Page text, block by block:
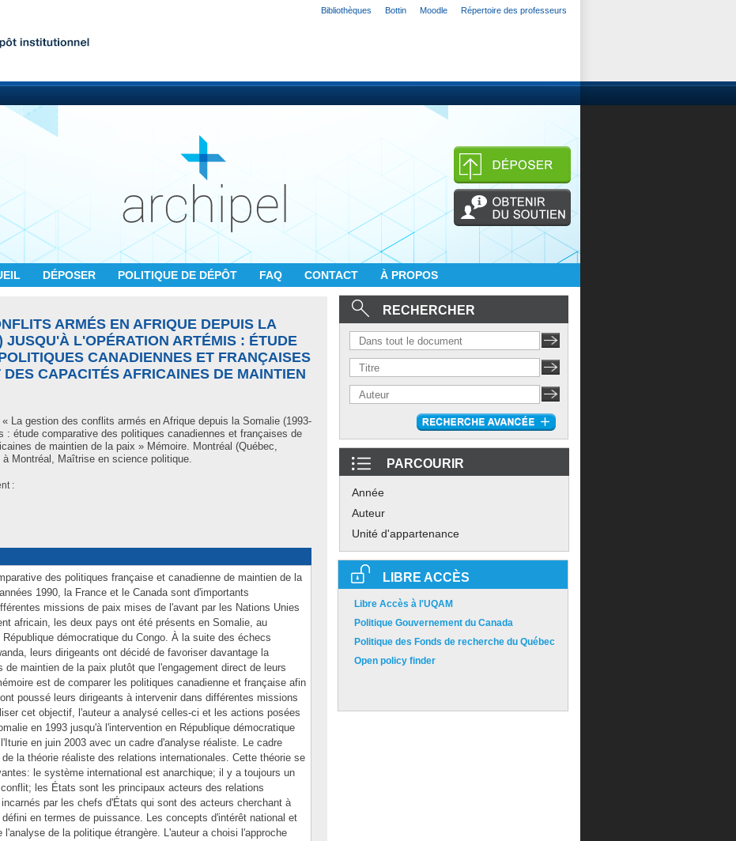
Bibliothèques Bottin Moodle Répertoire des professeurs
DÉPOSER POLITIQUE DE DÉPÔT FAQ CONTACT À PROPOS
ARMÉS EN AFRIQUE DEPUIS LA
JUSQU'À L'OPÉRATION ARTÉMIS : ÉTUDE
CANADIENNES ET FRANÇAISES
CAPACITÉS AFRICAINES DE MAINTIEN
« La gestion des conflits armés en Afrique depuis la Somalie (1993-
: étude comparative des politiques canadiennes et françaises de
de maintien de la paix » Mémoire. Montréal (Québec,
Montréal, Maîtrise en science politique.
:
des politiques française et canadienne de maintien de la
1990, la France et le Canada sont d'importants
missions de paix mises de l'avant par les Nations Unies
africain, les deux pays ont été présents en Somalie, au
démocratique du Congo. À la suite des échecs
leurs dirigeants ont décidé de favoriser davantage la
maintien de la paix plutôt que l'engagement direct de leurs
est de comparer les politiques canadienne et française afin
poussé leurs dirigeants à intervenir dans différentes missions
cet objectif, l'auteur a analysé celles-ci et les actions posées
en 1993 jusqu'à l'intervention en République démocratique
en juin 2003 avec un cadre d'analyse réaliste. Le cadre
la théorie réaliste des relations internationales. Cette théorie se
le système international est anarchique; il y a toujours un
les États sont les principaux acteurs des relations
par les chefs d'États qui sont des acteurs cherchant à
en termes de puissance. Les concepts d'intérêt national et
de la politique étrangère. L'auteur a choisi l'approche
RECHERCHER
PARCOURIR
Année
Auteur
Unité d'appartenance
LIBRE ACCÈS
Libre Accès à l'UQAM
Politique Gouvernement du Canada
Politique des Fonds de recherche du Québec
Open policy finder